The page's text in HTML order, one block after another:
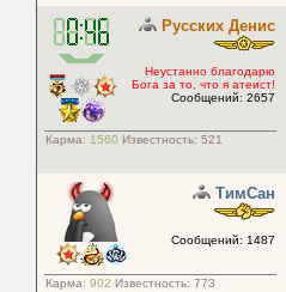
Русских Денис
Неустанно благодарю
Бога за то, что я атеист!
Сообщений: 2657
Карма: 1560 Известность: 521
ТимСан
Сообщений: 1487
Карма: 902 Известность: 773